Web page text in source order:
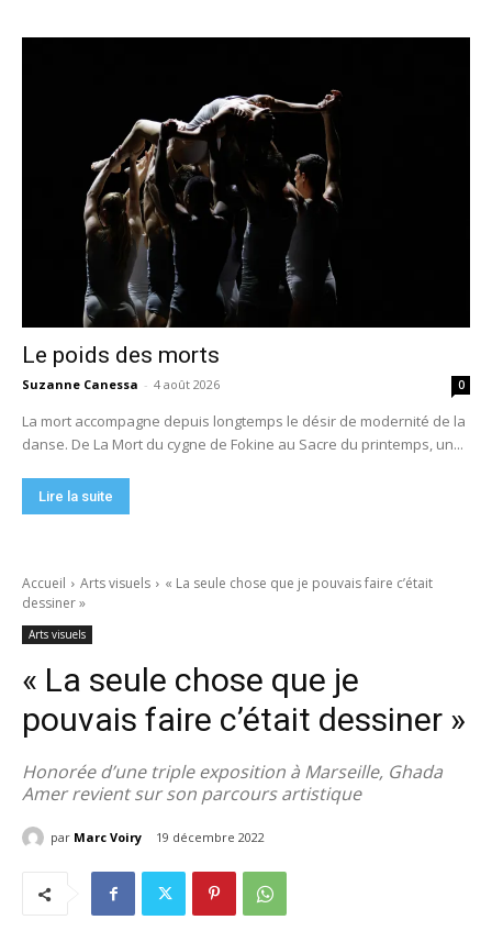
Le poids des morts
Suzanne Canessa - 4 août 2026 0
La mort accompagne depuis longtemps le désir de modernité de la
danse. De La Mort du cygne de Fokine au Sacre du printemps, un...
Lire la suite